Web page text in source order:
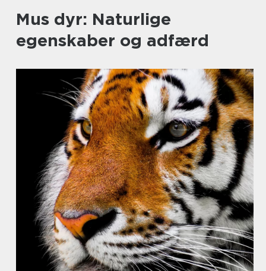
Mus dyr: Naturlige
egenskaber og adfærd